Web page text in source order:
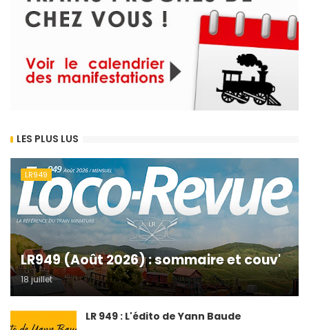
LES PLUS LUS
LR949
LR949 (Août 2026) : sommaire et couv'
18 juillet
LR 949 : L'édito de Yann Baude